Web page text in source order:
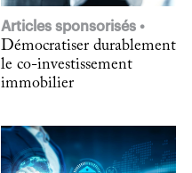
Articles sponsorisés
Démocratiser durablement
le co-investissement
immobilier